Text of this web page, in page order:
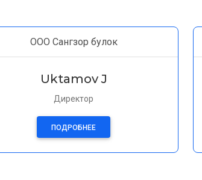
ООО Сангзор булок
Uktamov J
Директор
ПОДРОБНЕЕ